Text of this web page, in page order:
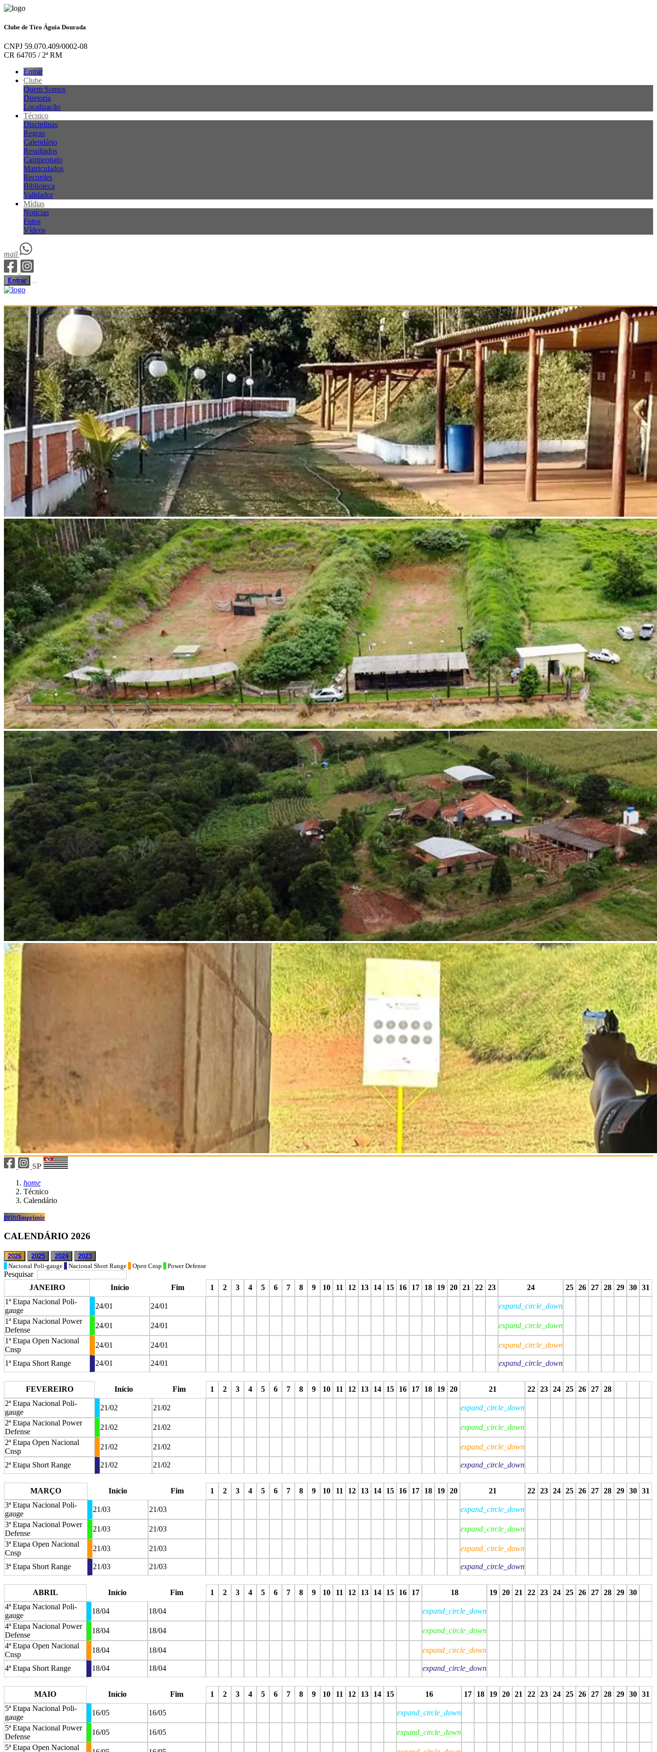
Clube de Tiro Águia Dourada
CNPJ 59.070.409/0002-08
CR 64705 / 2ª RM
Entrar
Clube
Quem Somos
Diretoria
Localização
Técnico
Disciplinas
Regras
Calendário
Resultados
Campeonato
Matriculados
Recordes
Biblioteca
Validador
Mídias
Notícias
Fotos
Vídeos
mail
Entrar
SP
home
Técnico
Calendário
printImprimir
CALENDÁRIO 2026
2026 2025 2024
2023
Nacional Poli-gauge
Nacional Short Range Open Cnsp Power Defense
Pesquisar
JANEIRO
Início Fim 1 2 3 4 5 6 7 8 9 10 11 12 13 14 15 16 17 18 19 20 21 22 23 24 25 26 27 28 29 30 31
1ª Etapa Nacional Poli-
gauge
24/01 24/01
expand_circle_down
1ª Etapa Nacional Power
Defense
24/01 24/01
expand_circle_down
1ª Etapa Open Nacional
Cnsp
24/01 24/01 expand_circle_down
1ª Etapa Short Range 24/01 24/01
expand_circle_down
FEVEREIRO
Início Fim 1 2 3 4 5 6 7 8 9 10 11 12 13 14 15 16 17 18 19 20 21 22 23 24 25 26 27 28
2ª Etapa Nacional Poli-
gauge
21/02 21/02
expand_circle_down
2ª Etapa Nacional Power
Defense
21/02 21/02
expand_circle_down
2ª Etapa Open Nacional
Cnsp
21/02 21/02 expand_circle_down
2ª Etapa Short Range 21/02 21/02
expand_circle_down
MARÇO
Início Fim 1 2 3 4 5 6 7 8 9 10 11 12 13 14 15 16 17 18 19 20 21 22 23 24 25 26 27 28 29 30 31
3ª Etapa Nacional Poli-
gauge
21/03 21/03
expand_circle_down
3ª Etapa Nacional Power
Defense
21/03 21/03
expand_circle_down
3ª Etapa Open Nacional
Cnsp
21/03 21/03 expand_circle_down
3ª Etapa Short Range 21/03 21/03
expand_circle_down
ABRIL
Início Fim 1 2 3 4 5 6 7 8 9 10 11 12 13 14 15 16 17 18 19 20 21 22 23 24 25 26 27 28 29 30
4ª Etapa Nacional Poli-
gauge
18/04 18/04
expand_circle_down
4ª Etapa Nacional Power
Defense
18/04 18/04
expand_circle_down
4ª Etapa Open Nacional
Cnsp
18/04 18/04 expand_circle_down
4ª Etapa Short Range 18/04 18/04
expand_circle_down
MAIO
Início Fim 1 2 3 4 5 6 7 8 9 10 11 12 13 14 15 16 17 18 19 20 21 22 23 24 25 26 27 28 29 30 31
5ª Etapa Nacional Poli-
gauge
16/05 16/05
expand_circle_down
5ª Etapa Nacional Power
Defense
16/05 16/05
expand_circle_down
5ª Etapa Open Nacional